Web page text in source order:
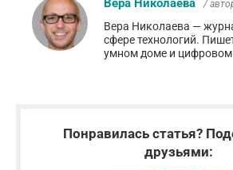
Вера Николаева /
Вера Николаева —
сфере технологий.
умном доме и цифровом
Понравилась статья?
друзьями: